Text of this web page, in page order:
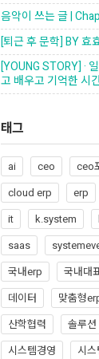
음악이 쓰는 글 |
[퇴근 후 문학] BY 효
[YOUNG STORY] ·
고 배우고 기억한 시
태그
ai ceo ceo
cloud erp
erp
it
k.system
saas
국내erp
국내대
데이터
맞춤형
산학협력
솔루션
시스템경영
시